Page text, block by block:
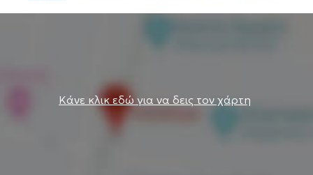
Κάνε κλικ εδώ για να δεις τον χάρτη